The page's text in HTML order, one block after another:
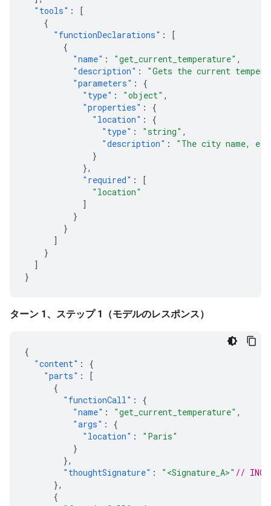
"tools" :
[
{
"functionDeclarations" :
[
{
"name" : "get_current_temperature" ,
"description" :
"Gets the current
"parameters" :
{
"type" : "object" ,
"properties" :
{
"location" :
{
"type" : "string" ,
"description" :
"The city name,
}
},
"required" :
[
"location"
]
}
}
]
}
]
}
ターン 1、ステップ 1（モデルのレスポンス）
{
"content" :
{
"parts" :
[
{
"functionCall" :
{
"name" : "get_current_temperature" ,
"args" :
{
"location" :
"Paris"
}
},
"thoughtSignature" : "<Signature_A>" //
},
{